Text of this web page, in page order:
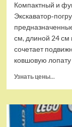
Компактный и
см, длиной 24
сочетает
ковшовую
Узнать цены...
(EU)
LEGO